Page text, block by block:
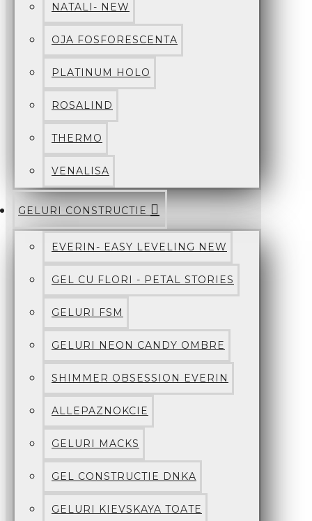
NATALI- NEW
OJA FOSFORESCENTA
PLATINUM HOLO
ROSALIND
THERMO
VENALISA
GELURI CONSTRUCTIE
EVERIN- EASY LEVELING NEW
GEL CU FLORI - PETAL STORIES
GELURI FSM
GELURI NEON CANDY OMBRE
SHIMMER OBSESSION EVERIN
ALLEPAZNOKCIE
GELURI MACKS
GEL CONSTRUCTIE DNKA
GELURI KIEVSKAYA TOATE